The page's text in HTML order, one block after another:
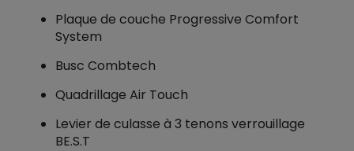
Plaque de couche Progressive Comfort
System
Busc Combtech
Quadrillage Air Touch
Levier de culasse à 3 tenons verrouillage
BE.S.T